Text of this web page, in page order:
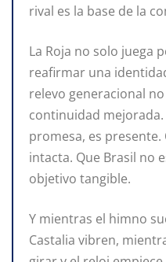
rival es la base de la
La Roja no solo juega
reafirmar una
relevo generacional
continuidad
promesa, es
intacta. Que Brasil no
objetivo tangible.
Y mientras el himno
Castalia vibren,